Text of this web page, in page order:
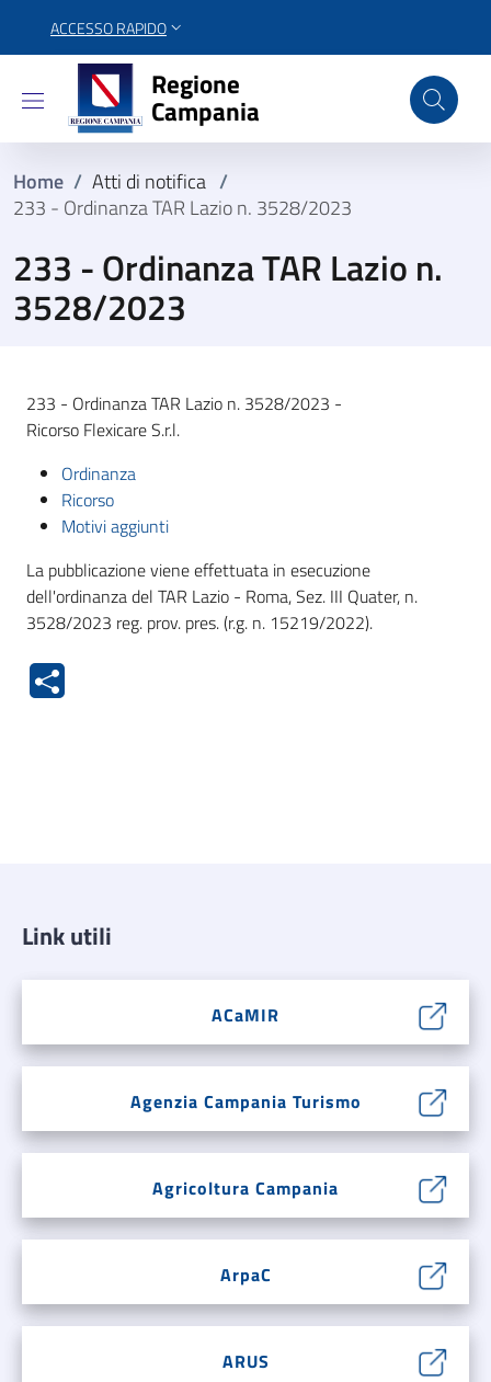
ACCESSO RAPIDO
Regione Campania
Regione
Campania
Home / Atti di notifica /
233 - Ordinanza TAR Lazio n. 3528/2023
233 - Ordinanza TAR Lazio n.
3528/2023
233 - Ordinanza TAR Lazio n. 3528/2023 -
Ricorso Flexicare S.r.l.
Ordinanza
Ricorso
Motivi aggiunti
La pubblicazione viene effettuata in esecuzione
dell'ordinanza del TAR Lazio - Roma, Sez. III Quater, n.
3528/2023 reg. prov. pres. (r.g. n. 15219/2022).
Link utili
ACaMIR
Agenzia Campania Turismo
Agricoltura Campania
ArpaC
ARUS